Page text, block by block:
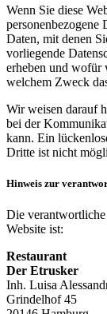
Wenn Sie diese
personenbezogene
Daten, mit denen
vorliegende
erheben und wofür
welchem Zweck
Wir weisen darauf
bei der
kann. Ein
Dritte ist nicht
Hinweis zur
Die
Website ist:
Restaurant
Der Etrusker
Inh. Luisa
Grindelhof 45